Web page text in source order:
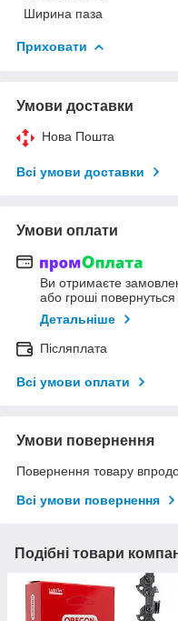
Ширина паза
Приховати
Умови доставки
Нова Пошта
Всі умови доставки
Умови оплати
Ви отримаєте
або гроші
Детальніше
Післяплата
Всі умови оплати
Умови повернення
Повернення товару
Всі умови повернення
Подібні товари